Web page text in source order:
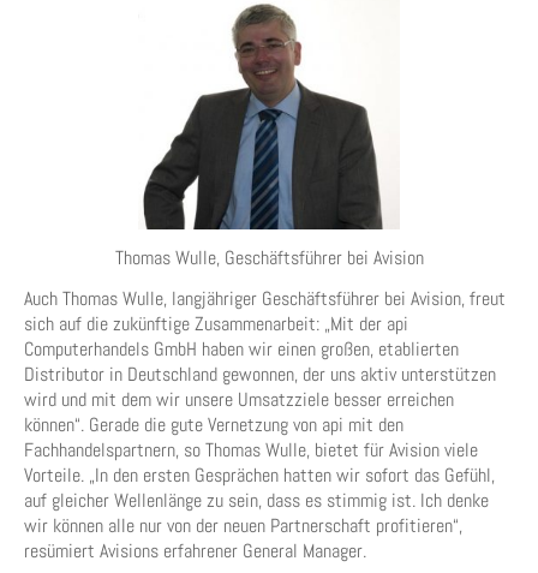
Thomas Wulle, Geschäftsführer bei Avision
Auch Thomas Wulle, langjähriger Geschäftsführer bei Avision, freut
sich auf die zukünftige Zusammenarbeit: „Mit der api
Computerhandels GmbH haben wir einen großen, etablierten
Distributor in Deutschland gewonnen, der uns aktiv unterstützen
wird und mit dem wir unsere Umsatzziele besser erreichen
können“. Gerade die gute Vernetzung von api mit den
Fachhandelspartnern, so Thomas Wulle, bietet für Avision viele
Vorteile. „In den ersten Gesprächen hatten wir sofort das Gefühl,
auf gleicher Wellenlänge zu sein, dass es stimmig ist. Ich denke
wir können alle nur von der neuen Partnerschaft profitieren“,
resümiert Avisions erfahrener General Manager.